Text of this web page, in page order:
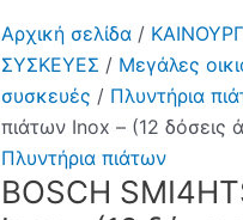
Αρχική σελίδα/
ΣΥΣΚΕΥΕΣ / Μεγάλες
συσκευές / Πλυντήρια
πιάτων Inox – (12 δόσεις
Πλυντήρια πιάτων
BOSCH